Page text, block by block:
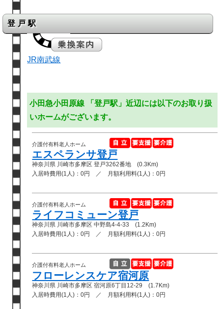
登戸駅
JR南武線
小田急小田原線 「登戸駅」近辺には以下のお取り扱
いホームがございます。
介護付有料老人ホーム
エスペランサ登戸
神奈川県 川崎市多摩区 登戸3262番地 (0.3Km)
入居時費用(1人)：0円 ／ 月額利用料(1人)：0円
介護付有料老人ホーム
ライフコミューン登戸
神奈川県 川崎市多摩区 中野島4-4-33 (1.2Km)
入居時費用(1人)：0円 ／ 月額利用料(1人)：0円
介護付有料老人ホーム
フローレンスケア宿河原
神奈川県 川崎市多摩区 宿河原6丁目12-29 (1.7Km)
入居時費用(1人)：0円 ／ 月額利用料(1人)：0円